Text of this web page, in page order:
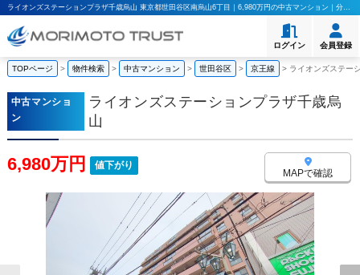
ライオンズステーションプラザ千歳烏山 東京都世田谷区南烏山6丁目｜6,980万円の中古マンション｜分譲住宅や新築物件｜モリモト・トラスト株式会社
ログイン 会員登録
TOPページ > 物件検索 > 中古マンション > 世田谷区 > 京王線 > ライオンズステー
中古マンショ
ン
ライオンズステーションプラザ千歳烏
山
6,980万円 値下がり
MAPで確認